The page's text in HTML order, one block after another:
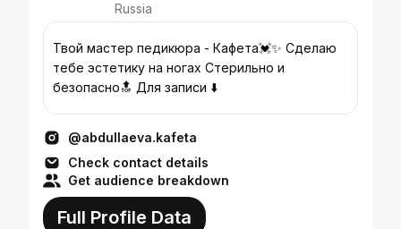
Russia
Твой мастер педикюра - Кафета💓✨ Сделаю
тебе эстетику на ногах Стерильно и
безопасно🔝 Для записи ⬇️
@abdullaeva.kafeta
Check contact details
Get audience breakdown
Full Profile Data